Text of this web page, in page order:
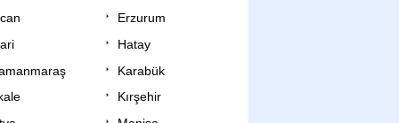
Erzurum
Hatay
Karabük
Kırşehir